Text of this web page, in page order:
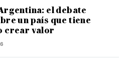
el debate
un país que tiene
crear valor